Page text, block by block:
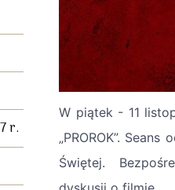
r.
W piątek - 11
„PROROK”.
Świętej.